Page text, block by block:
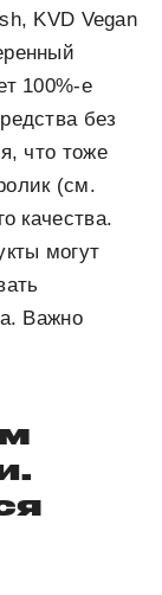
KVD Vegan
100%-е
без
что тоже
(см.
качества.
могут
Важно